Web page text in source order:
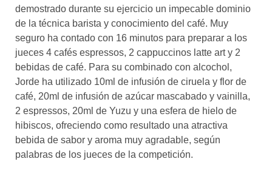
demostrado durante su ejercicio un impecable dominio
de la técnica barista y conocimiento del café. Muy
seguro ha contado con 16 minutos para preparar a los
jueces 4 cafés espressos, 2 cappuccinos latte art y 2
bebidas de café. Para su combinado con alcochol,
Jorde ha utilizado 10ml de infusión de ciruela y flor de
café, 20ml de infusión de azúcar mascabado y vainilla,
2 espressos, 20ml de Yuzu y una esfera de hielo de
hibiscos, ofreciendo como resultado una atractiva
bebida de sabor y aroma muy agradable, según
palabras de los jueces de la competición.